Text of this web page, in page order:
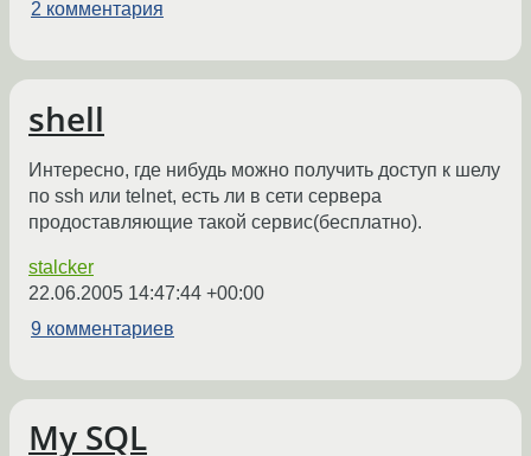
2 комментария
shell
Интересно, где нибудь можно получить доступ к шелу
по ssh или telnet, есть ли в сети сервера
продоставляющие такой сервис(бесплатно).
stalcker
22.06.2005 14:47:44 +00:00
9 комментариев
My SQL